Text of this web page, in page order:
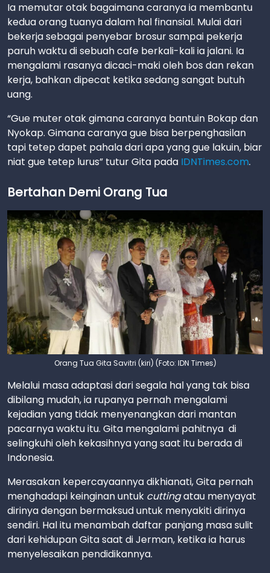
Ia memutar otak bagaimana caranya ia membantu
kedua orang tuanya dalam hal finansial. Mulai dari
bekerja sebagai penyebar brosur sampai pekerja
paruh waktu di sebuah cafe berkali-kali ia jalani. Ia
mengalami rasanya dicaci-maki oleh bos dan rekan
kerja, bahkan dipecat ketika sedang sangat butuh
uang.
“Gue muter otak gimana caranya bantuin Bokap dan
Nyokap. Gimana caranya gue bisa berpenghasilan
tapi tetep dapet pahala dari apa yang gue lakuin, biar
niat gue tetep lurus” tutur Gita pada IDNTimes.com.
Bertahan Demi Orang Tua
Orang Tua Gita Savitri (kiri) (Foto: IDN Times)
Melalui masa adaptasi dari segala hal yang tak bisa
dibilang mudah, ia rupanya pernah mengalami
kejadian yang tidak menyenangkan dari mantan
pacarnya waktu itu. Gita mengalami pahitnya di
selingkuhi oleh kekasihnya yang saat itu berada di
Indonesia.
Merasakan kepercayaannya dikhianati, Gita pernah
menghadapi keinginan untuk cuttingatau menyayat
dirinya dengan bermaksud untuk menyakiti dirinya
sendiri. Hal itu menambah daftar panjang masa sulit
dari kehidupan Gita saat di Jerman, ketika ia harus
menyelesaikan pendidikannya.